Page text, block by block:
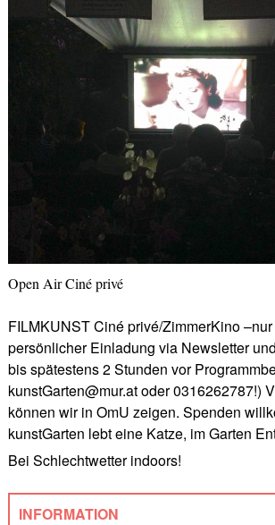
ANGEBOTE
Open Air Ciné privé
FILMKUNST Ciné privé/ZimmerKino
persönlicher Einladung via Newsletter
bis spätestens 2 Stunden vor
kunstGarten@mur.at oder 0316262787!)
können wir in OmU zeigen. Spenden
kunstGarten lebt eine Katze, im Garten
Bei Schlechtwetter indoors!
INFORMATION